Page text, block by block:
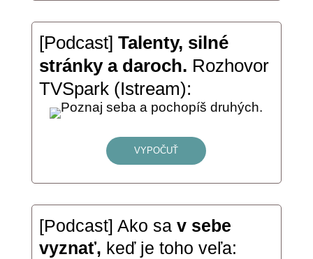
[Podcast] Talenty, silné
stránky a daroch. Rozhovor
TVSpark (Istream):
VYPOČUŤ
[Podcast] Ako sa v sebe
vyznať, keď je toho veľa: